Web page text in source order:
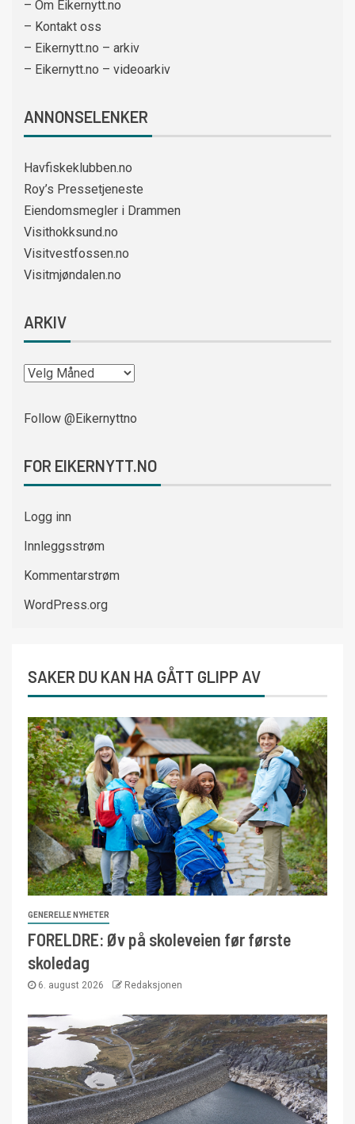
– Om Eikernytt.no
– Kontakt oss
– Eikernytt.no – arkiv
– Eikernytt.no – videoarkiv
ANNONSELENKER
Havfiskeklubben.no
Roy’s Pressetjeneste
Eiendomsmegler i Drammen
Visithokksund.no
Visitvestfossen.no
Visitmjøndalen.no
ARKIV
Follow @Eikernyttno
FOR EIKERNYTT.NO
Logg inn
Innleggsstrøm
Kommentarstrøm
WordPress.org
SAKER DU KAN HA GÅTT GLIPP AV
GENERELLE NYHETER
FORELDRE: Øv på skoleveien før første
skoledag
6. august 2026 Redaksjonen